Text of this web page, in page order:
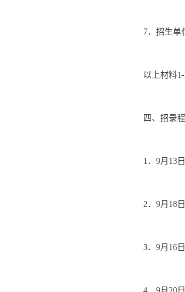
7．招生单
以上材料
四、招录
1．9月13
2．9月18
3．9月16